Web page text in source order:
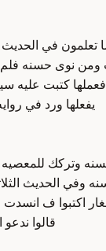
تعلمون في
نوى حسنه فلم
كتبت عليه
يفعلها ورد في
وتركك للمعصيه
وفي الحديث
اكتبوا ف
قالوا ندعو